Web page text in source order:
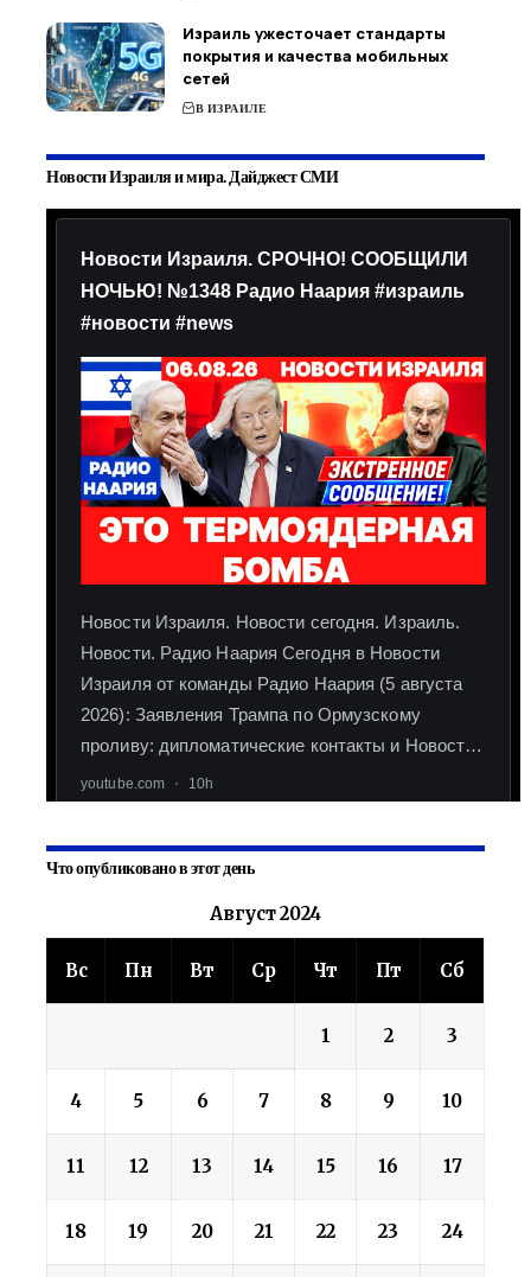
Израиль ужесточает стандарты
покрытия и качества мобильных
сетей
В ИЗРАИЛЕ
Новости Израиля и мира. Дайджест СМИ
Что опубликовано в этот день
Август 2024
Вс Пн Вт Ср Чт Пт Сб
1 2 3
4 5 6 7 8 9 10
11 12 13 14 15 16 17
18 19 20 21 22 23 24